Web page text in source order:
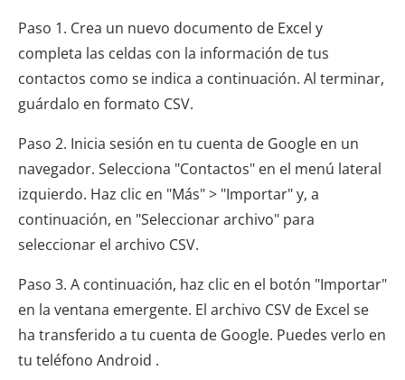
Paso 1. Crea un nuevo documento de Excel y
completa las celdas con la información de tus
contactos como se indica a continuación. Al terminar,
guárdalo en formato CSV.
Paso 2. Inicia sesión en tu cuenta de Google en un
navegador. Selecciona "Contactos" en el menú lateral
izquierdo. Haz clic en "Más" > "Importar" y, a
continuación, en "Seleccionar archivo" para
seleccionar el archivo CSV.
Paso 3. A continuación, haz clic en el botón "Importar"
en la ventana emergente. El archivo CSV de Excel se
ha transferido a tu cuenta de Google. Puedes verlo en
tu teléfono Android .